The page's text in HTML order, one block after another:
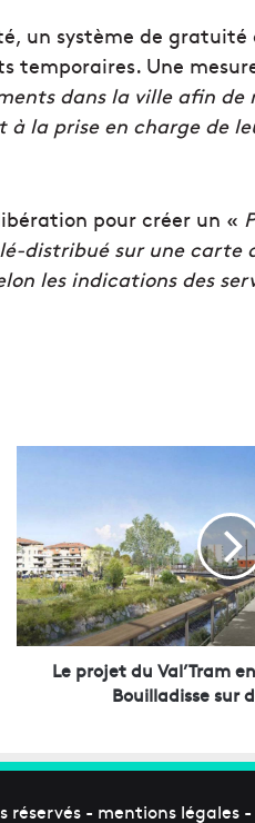
un système de gratuité
temporaires. Une
dans la ville afin de
à la prise en charge de
pour créer un «
distribué sur une carte
les indications des
o
j
e
t
d
’
r
Le projet du Val’Tram
Bouilladisse sur
réservés - mentions légales -